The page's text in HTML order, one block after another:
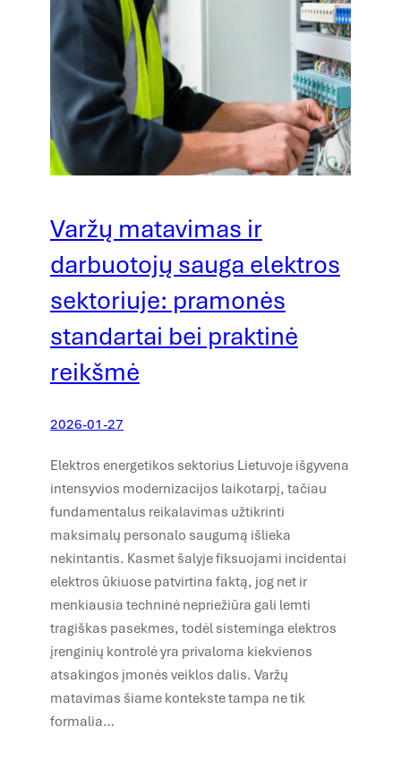
Varžų matavimas ir
darbuotojų sauga elektros
sektoriuje: pramonės
standartai bei praktinė
reikšmė
2026-01-27
Elektros energetikos sektorius Lietuvoje išgyvena
intensyvios modernizacijos laikotarpį, tačiau
fundamentalus reikalavimas užtikrinti
maksimalų personalo saugumą išlieka
nekintantis. Kasmet šalyje fiksuojami incidentai
elektros ūkiuose patvirtina faktą, jog net ir
menkiausia techninė nepriežiūra gali lemti
tragiškas pasekmes, todėl sisteminga elektros
įrenginių kontrolė yra privaloma kiekvienos
atsakingos įmonės veiklos dalis. Varžų
matavimas šiame kontekste tampa ne tik
formalia…